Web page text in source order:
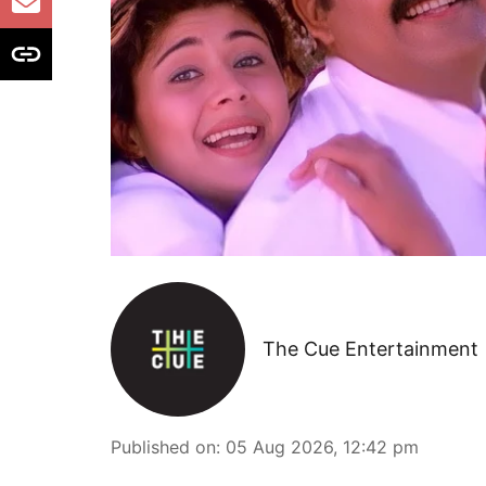
The Cue Entertainment
Published on: 05 Aug 2026, 12:42 pm